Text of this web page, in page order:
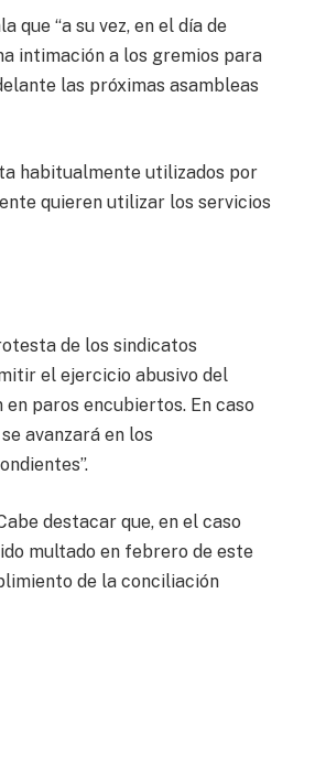
que “a su vez, en el día de
intimación a los gremios para
las próximas asambleas
habitualmente utilizados por
quieren utilizar los servicios
de los sindicatos
el ejercicio abusivo del
paros encubiertos. En caso
avanzará en los
destacar que, en el caso
multado en febrero de este
de la conciliación